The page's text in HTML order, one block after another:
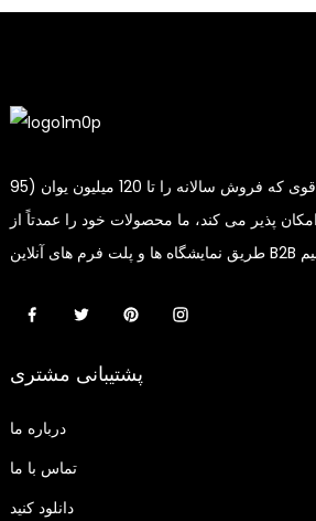
سطوح بهره وری قوی که فروش سالانه را تا 120 میلیون یوان (95
پذیر می کند، ما محصولات خود را عمدتاً از
پشتیبانی مشتری
درباره ما
تماس با ما
دانلود کنید